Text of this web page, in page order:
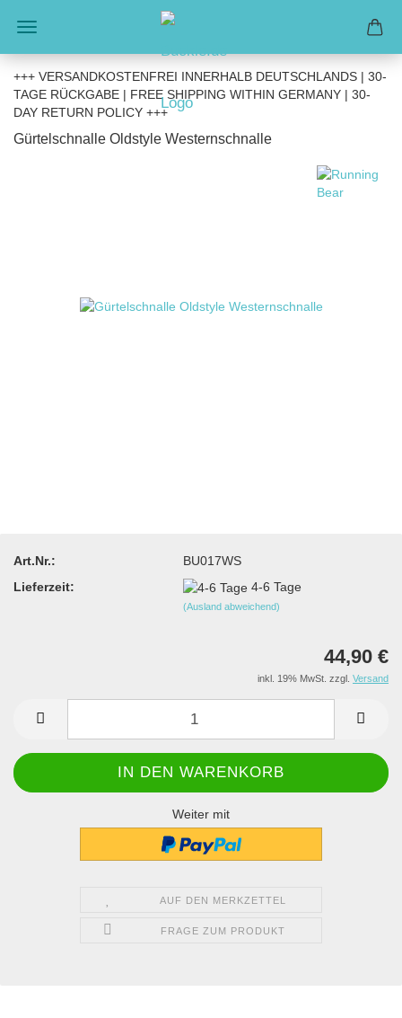
+++ VERSANDKOSTENFREI INNERHALB DEUTSCHLANDS | 30-
TAGE RÜCKGABE | FREE SHIPPING WITHIN GERMANY | 30-
DAY RETURN POLICY +++
Gürtelschnalle Oldstyle Westernschnalle
Art.Nr.:
BU017WS
Lieferzeit:
4-6 Tage
(Ausland abweichend)
44,90 €
inkl. 19% MwSt. zzgl. Versand
Weiter mit
AUF DEN MERKZETTEL
FRAGE ZUM PRODUKT